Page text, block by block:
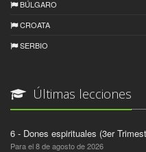
BÚLGARO
CROATA
SERBIO
Últimas lecciones
6 - Dones espirituales (3er
Para el 8 de agosto de 2026